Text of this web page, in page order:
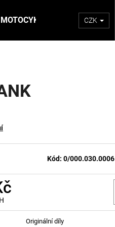
MOTOCYKLY CZK
Kód: 0/000.030.0006
Originální díly